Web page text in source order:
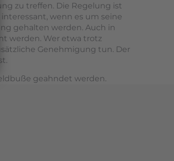
zu treffen. Die Regelung ist
wenn es um seine
gehalten werden. Auch in
werden. Wer etwa trotz
Genehmigung tun. Der
geahndet werden.